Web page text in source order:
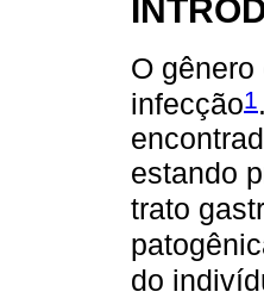
O gênero
infecção1
estando
trato
do